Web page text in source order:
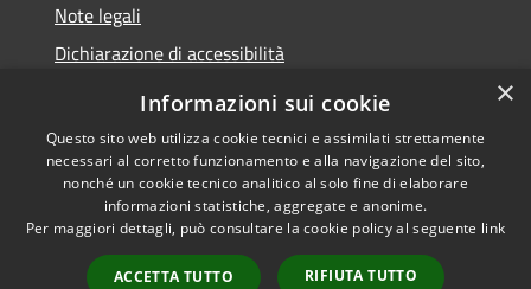
Note legali
Dichiarazione di accessibilità
RSS
Accessibilità
Privacy
Copyright © 2026 • Comune di
Belpasso • Powered by
Municipium•Accesso
redazione
×
Informazioni sui cookie
Questo sito web utilizza cookie tecnici e assimilati strettamente
necessari al corretto funzionamento e alla navigazione del sito,
nonché un cookie tecnico analitico al solo fine di elaborare
informazioni statistiche, aggregate e anonime.
Per maggiori dettagli, può consultare la cookie policy al seguente link
ACCETTA TUTTO RIFIUTA TUTTO